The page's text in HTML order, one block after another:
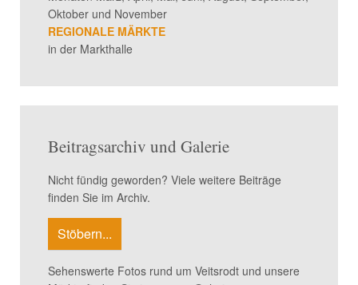
Oktober und November
REGIONALE MÄRKTE
in der Markthalle
Beitragsarchiv und Galerie
Nicht fündig geworden? Viele weitere Beiträge
finden Sie im Archiv.
Stöbern...
Sehenswerte Fotos rund um Veitsrodt und unsere